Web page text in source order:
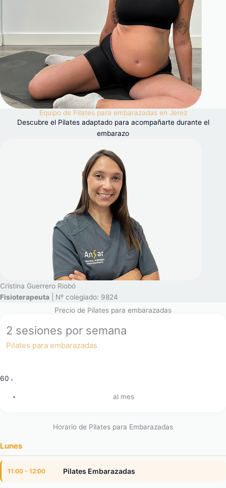
Equipo de Pilates para embarazadas en Jerez
Descubre el Pilates adaptado para acompañarte durante el
embarazo
Cristina Guerrero Riobó
Fisioterapeuta | Nº colegiado: 9824
Precio de Pilates para embarazadas
2 sesiones por semana
Pilates para embarazadas
60 €
al mes
Horario de Pilates para Embarazadas
Lunes
11:00 - 12:00 Pilates Embarazadas